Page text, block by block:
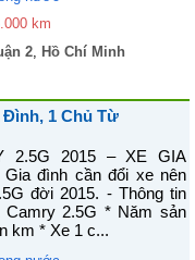
km
2, Hồ Chí Minh
Đình, 1 Chủ Từ
2.5G 2015 – XE GIA
đình cần đổi xe nên
đời 2015. - Thông tin
Camry 2.5G * Năm sản
km * Xe 1 c...